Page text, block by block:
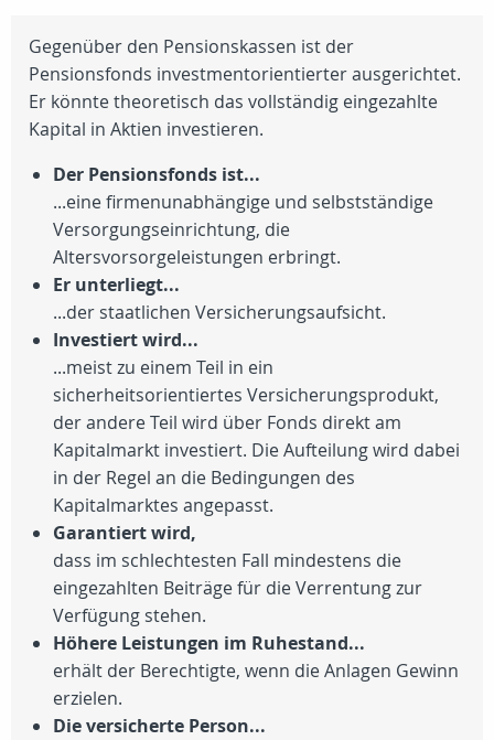
Gegenüber den Pensionskassen ist der
Pensionsfonds investmentorientierter ausgerichtet.
Er könnte theoretisch das vollständig eingezahlte
Kapital in Aktien investieren.
Der Pensionsfonds ist...
...eine firmenunabhängige und selbstständige
Versorgungseinrichtung, die
Altersvorsorgeleistungen erbringt.
Er unterliegt...
...der staatlichen Versicherungsaufsicht.
Investiert wird...
...meist zu einem Teil in ein
sicherheitsorientiertes Versicherungsprodukt,
der andere Teil wird über Fonds direkt am
Kapitalmarkt investiert. Die Aufteilung wird dabei
in der Regel an die Bedingungen des
Kapitalmarktes angepasst.
Garantiert wird,
dass im schlechtesten Fall mindestens die
eingezahlten Beiträge für die Verrentung zur
Verfügung stehen.
Höhere Leistungen im Ruhestand...
erhält der Berechtigte, wenn die Anlagen Gewinn
erzielen.
Die versicherte Person...